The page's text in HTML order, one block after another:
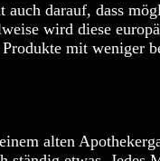
darauf, dass
wird diese
mit weniger
alten